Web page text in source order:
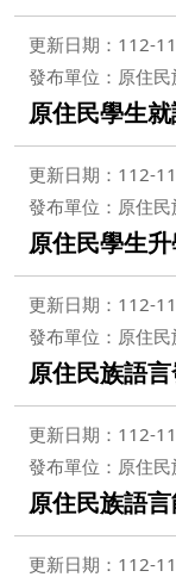
更新日期：112-
發布單位：原住
原住民學生
更新日期：112-
發布單位：原住
原住民學生
更新日期：112-
發布單位：原住
原住民族語
更新日期：112-
發布單位：原住
原住民族語
更新日期：112-